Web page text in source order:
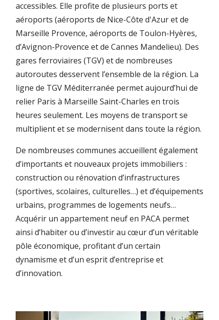
accessibles. Elle profite de plusieurs ports et
aéroports (aéroports de Nice-Côte d'Azur et de
Marseille Provence, aéroports de Toulon-Hyères,
d’Avignon-Provence et de Cannes Mandelieu). Des
gares ferroviaires (TGV) et de nombreuses
autoroutes desservent l’ensemble de la région. La
ligne de TGV Méditerranée permet aujourd’hui de
relier Paris à Marseille Saint-Charles en trois
heures seulement. Les moyens de transport se
multiplient et se modernisent dans toute la région.
De nombreuses communes accueillent également
d’importants et nouveaux projets immobiliers :
construction ou rénovation d’infrastructures
(sportives, scolaires, culturelles…) et d’équipements
urbains, programmes de logements neufs…
Acquérir un appartement neuf en PACA permet
ainsi d’habiter ou d’investir au cœur d’un véritable
pôle économique, profitant d’un certain
dynamisme et d’un esprit d’entreprise et
d’innovation.